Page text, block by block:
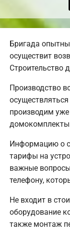
Бригада
осуществит
Строительство
Производство
производим
Информацию о
тарифы на
важные
телефону,
Не входит в
оборудование
также монтаж